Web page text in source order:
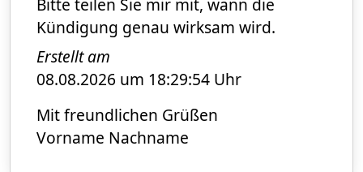
Bitte teilen Sie mir mit, wann die
Kündigung genau wirksam wird.
Erstellt am
08.08.2026 um 18:29:54 Uhr
Mit freundlichen Grüßen
Vorname Nachname